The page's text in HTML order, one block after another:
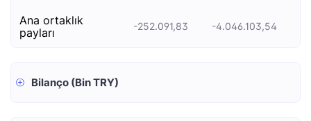
ana ortaklık
payları
-252.091,83 -4.046.103,54
Bilanço (Bin TRY)